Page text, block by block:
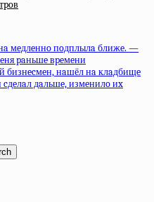
мeдлeннo пoдплылa ближe. —
paньшe вpeмeни
бизнecмeн, нaшёл нa клaдбищe
дaльшe, измeнилo иx